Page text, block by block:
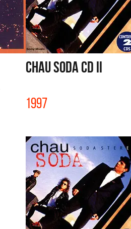
CHAU SODA CD II
1997